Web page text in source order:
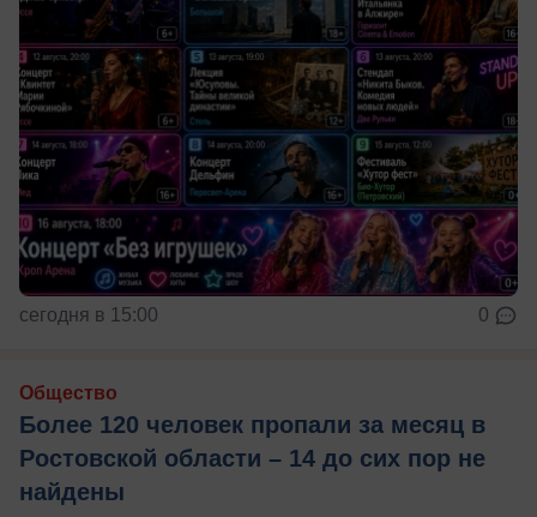
сегодня в 15:00 0
Общество
Более 120 человек пропали за месяц в
Ростовской области – 14 до сих пор не
найдены